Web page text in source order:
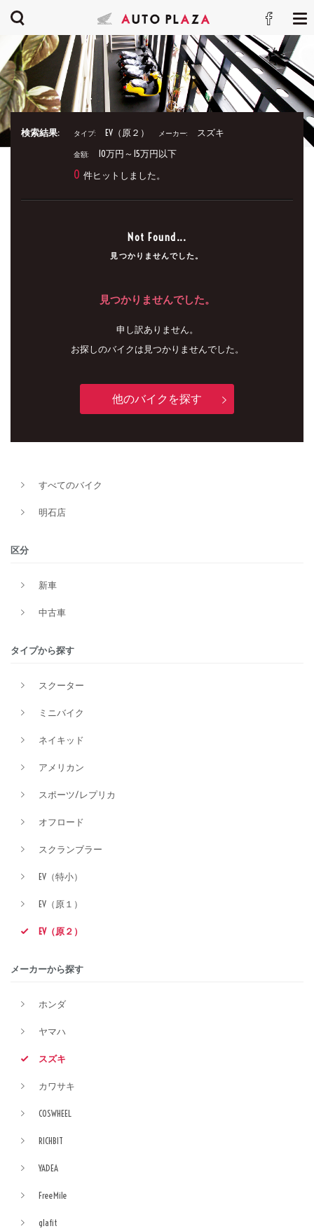
検索結果: タイプ: EV（原２） メーカー: スズキ
金額: 10万円～15万円以下
0 件ヒットしました。
Not Found...
見つかりませんでした。
見つかりませんでした。
申し訳ありません。
お探しのバイクは見つかりませんでした。
他のバイクを探す
すべてのバイク
明石店
区分
新車
中古車
タイプから探す
スクーター
ミニバイク
ネイキッド
アメリカン
スポーツ/レプリカ
オフロード
スクランブラー
EV（特小）
EV（原１）
EV（原２）
メーカーから探す
ホンダ
ヤマハ
スズキ
カワサキ
COSWHEEL
RICHBIT
YADEA
FreeMile
glafit
タイプ
メーカー
排気量